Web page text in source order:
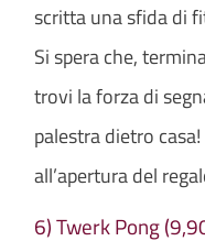
scritta una sfida di
Si spera che,
trovi la forza di
palestra dietro
all’apertura del
6) Twerk Pong